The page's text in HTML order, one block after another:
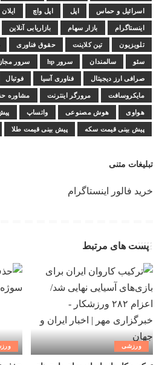
اسرائیل و حماس اپل اپل واچ
اینستاگرام بازار سهام بازاریابی آنلاین
تلویزیون تین کلاینت حقوق فناوری
سئو سالمندان سرور hp سرور
صرافی ارز دیجیتال فناوری آسیا فوتبال
مایکروسافت مرورگر اینترنت مشاوره
هواوی هوش مصنوعی واتساپ
پیش بینی قیمت سکه پیش بینی قیمت طلا
تبلیغات متنی
خرید فالور اینستاگرام
پست های مرتبط
ورزشی